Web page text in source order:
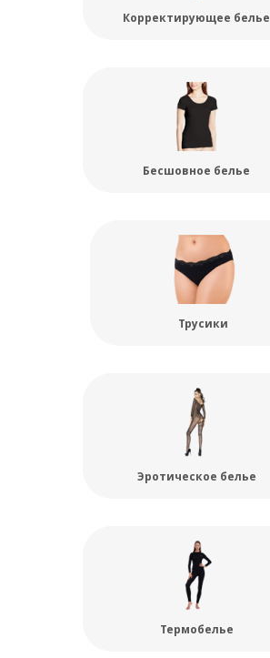
Корректирующее белье
Бесшовное белье
Трусики
Эротическое белье
Термобелье